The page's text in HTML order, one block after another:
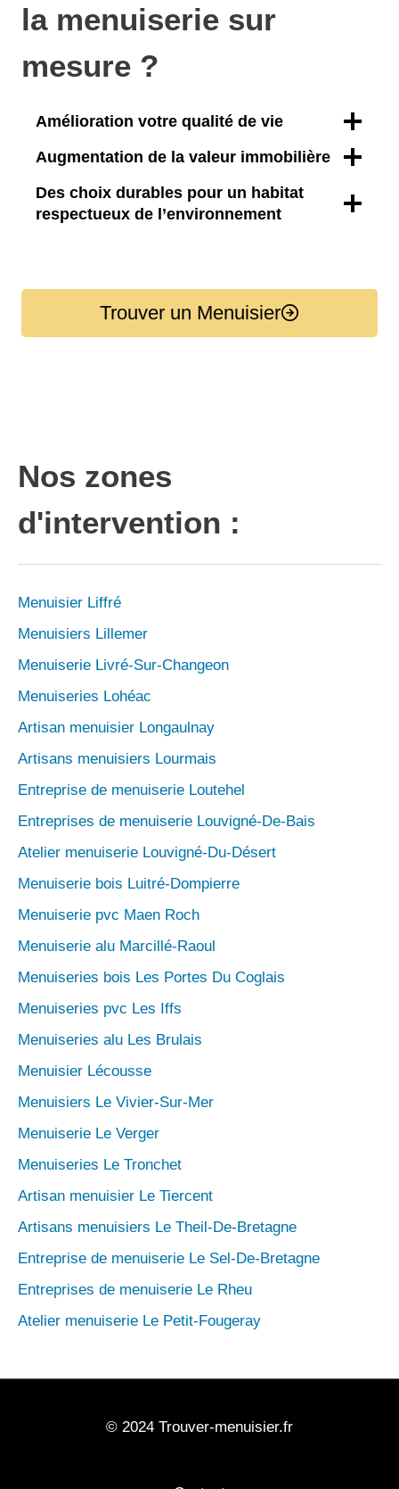
la menuiserie sur
mesure ?
Amélioration votre qualité de vie
Augmentation de la valeur immobilière
Des choix durables pour un habitat
respectueux de l’environnement
Trouver un Menuisier
Nos zones
d'intervention :
Menuisier Liffré
Menuisiers Lillemer
Menuiserie Livré-Sur-Changeon
Menuiseries Lohéac
Artisan menuisier Longaulnay
Artisans menuisiers Lourmais
Entreprise de menuiserie Loutehel
Entreprises de menuiserie Louvigné-De-Bais
Atelier menuiserie Louvigné-Du-Désert
Menuiserie bois Luitré-Dompierre
Menuiserie pvc Maen Roch
Menuiserie alu Marcillé-Raoul
Menuiseries bois Les Portes Du Coglais
Menuiseries pvc Les Iffs
Menuiseries alu Les Brulais
Menuisier Lécousse
Menuisiers Le Vivier-Sur-Mer
Menuiserie Le Verger
Menuiseries Le Tronchet
Artisan menuisier Le Tiercent
Artisans menuisiers Le Theil-De-Bretagne
Entreprise de menuiserie Le Sel-De-Bretagne
Entreprises de menuiserie Le Rheu
Atelier menuiserie Le Petit-Fougeray
© 2024 Trouver-menuisier.fr